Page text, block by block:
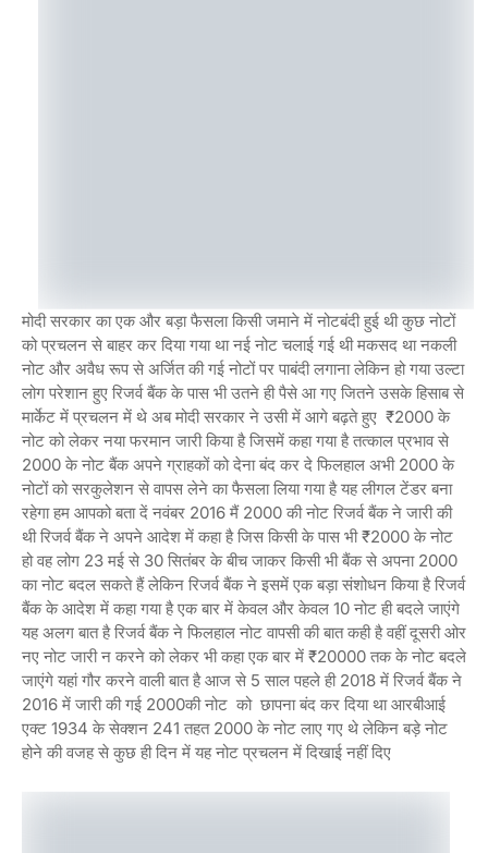
मोदी सरकार का एक और बड़ा फैसला किसी जमाने में नोटबंदी हुई थी कुछ नोटों
को प्रचलन से बाहर कर दिया गया था नई नोट चलाई गई थी मकसद था नकली
नोट और अवैध रूप से अर्जित की गई नोटों पर पाबंदी लगाना लेकिन हो गया उल्टा
लोग परेशान हुए रिजर्व बैंक के पास भी उतने ही पैसे आ गए जितने उसके हिसाब से
मार्केट में प्रचलन में थे अब मोदी सरकार ने उसी में आगे बढ़ते हुए ₹2000 के
नोट को लेकर नया फरमान जारी किया है जिसमें कहा गया है तत्काल प्रभाव से
2000 के नोट बैंक अपने ग्राहकों को देना बंद कर दे फिलहाल अभी 2000 के
नोटों को सरकुलेशन से वापस लेने का फैसला लिया गया है यह लीगल टेंडर बना
रहेगा हम आपको बता दें नवंबर 2016 मैं 2000 की नोट रिजर्व बैंक ने जारी की
थी रिजर्व बैंक ने अपने आदेश में कहा है जिस किसी के पास भी ₹2000 के नोट
हो वह लोग 23 मई से 30 सितंबर के बीच जाकर किसी भी बैंक से अपना 2000
का नोट बदल सकते हैं लेकिन रिजर्व बैंक ने इसमें एक बड़ा संशोधन किया है रिजर्व
बैंक के आदेश में कहा गया है एक बार में केवल और केवल 10 नोट ही बदले जाएंगे
यह अलग बात है रिजर्व बैंक ने फिलहाल नोट वापसी की बात कही है वहीं दूसरी ओर
नए नोट जारी न करने को लेकर भी कहा एक बार में ₹20000 तक के नोट बदले
जाएंगे यहां गौर करने वाली बात है आज से 5 साल पहले ही 2018 में रिजर्व बैंक ने
2016 में जारी की गई 2000की नोट को छापना बंद कर दिया था आरबीआई
एक्ट 1934 के सेक्शन 241 तहत 2000 के नोट लाए गए थे लेकिन बड़े नोट
होने की वजह से कुछ ही दिन में यह नोट प्रचलन में दिखाई नहीं दिए